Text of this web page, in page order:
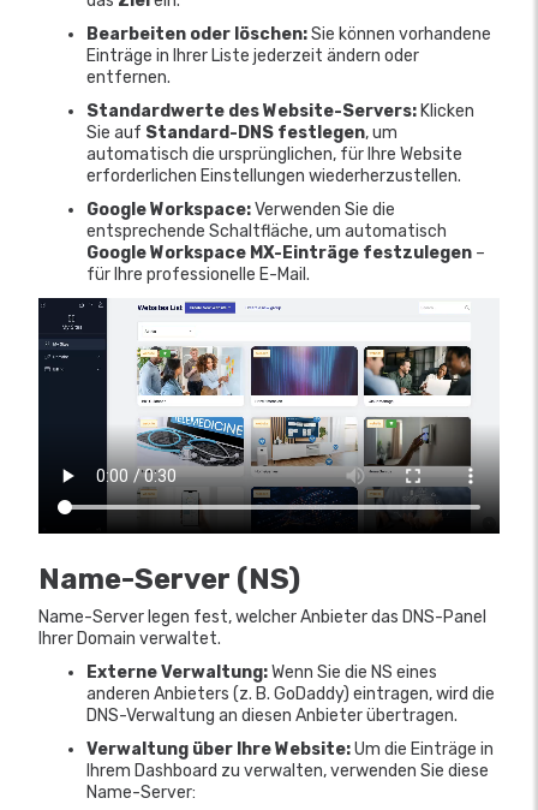
Bearbeiten oder löschen:Sie können vorhandene
Einträge in Ihrer Liste jederzeit ändern oder
entfernen.
Standardwerte des Website-Servers: Klicken
Sie auf Standard-DNS festlegen, um
automatisch die ursprünglichen, für Ihre Website
erforderlichen Einstellungen wiederherzustellen.
Google Workspace:Verwenden Sie die
entsprechende Schaltfläche, um automatisch
Google Workspace MX-Einträge festzulegen –
für Ihre professionelle E-Mail.
Name-Server (NS)
Name-Server legen fest, welcher Anbieter das DNS-Panel
Ihrer Domain verwaltet.
Externe Verwaltung:Wenn Sie die NS eines
anderen Anbieters (z. B. GoDaddy) eintragen, wird die
DNS-Verwaltung an diesen Anbieter übertragen.
Verwaltung über Ihre Website:Um die Einträge in
Ihrem Dashboard zu verwalten, verwenden Sie diese
Name-Server: